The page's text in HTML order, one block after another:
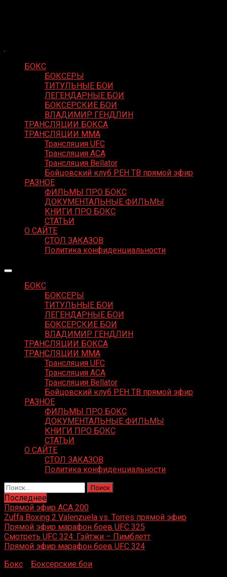
БОКС
БОКСЕРЫ
ТИТУЛЬНЫЕ БОИ
ЛЕГЕНДАРНЫЕ БОИ
БОКСЕРСКИЕ БОИ
ВЛАДИМИР ГЕНДЛИН
ТРАНСЛЯЦИИ БОКСА
ТРАНСЛЯЦИИ MMA
Трансляция UFC
Трансляция ACA
Трансляция Bellator
Бойцовский клуб РЕН ТВ прямой эфир
РАЗНОЕ
ФИЛЬМЫ ПРО БОКС
ДОКУМЕНТАЛЬНЫЕ ФИЛЬМЫ
КНИГИ ПРО БОКС
СТАТЬИ
О САЙТЕ
СТОЛ ЗАКАЗОВ
Политика конфиденциальности
БОКС
БОКСЕРЫ
ТИТУЛЬНЫЕ БОИ
ЛЕГЕНДАРНЫЕ БОИ
БОКСЕРСКИЕ БОИ
ВЛАДИМИР ГЕНДЛИН
ТРАНСЛЯЦИИ БОКСА
ТРАНСЛЯЦИИ MMA
Трансляция UFC
Трансляция ACA
Трансляция Bellator
Бойцовский клуб РЕН ТВ прямой эфир
РАЗНОЕ
ФИЛЬМЫ ПРО БОКС
ДОКУМЕНТАЛЬНЫЕ ФИЛЬМЫ
КНИГИ ПРО БОКС
СТАТЬИ
О САЙТЕ
СТОЛ ЗАКАЗОВ
Политика конфиденциальности
Найти:
Последнее
Прямой эфир ACA 200
Zuffa Boxing 2 Valenzuela vs. Torres прямой эфир
Прямой эфир марафон боев UFC 325
Смотреть UFC 324: Гэйтжи – Пимблетт
Прямой эфир марафон боев UFC 324
Бокс
Боксерские бои